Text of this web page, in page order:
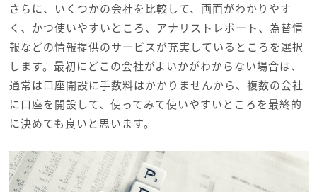
さらに、いくつかの会社を比較して、画面がわかりやす
く、かつ使いやすいところ、アナリストレポート、為替情
報などの情報提供のサービスが充実しているところを選択
します。最初にどこの会社がよいかがわからない場合は、
通常は口座開設に手数料はかかりませんから、複数の会社
に口座を開設して、使ってみて使いやすいところを最終的
に決めても良いと思います。